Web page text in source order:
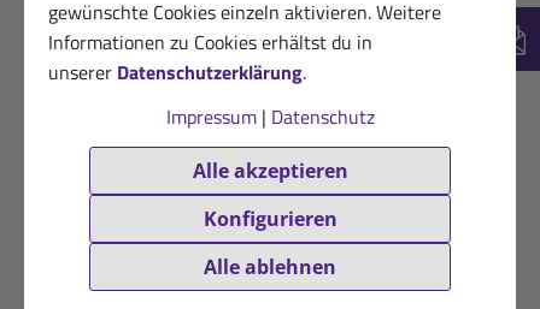
gewünschte Cookies einzeln aktivieren. Weitere
Informationen zu Cookies erhältst du in
unserer Datenschutzerklärung.
Impressum| Datenschutz
Alle akzeptieren
Konfigurieren
Alle ablehnen
Begeisterte Sanct Bernhard Sport-
Kundin
★★★★☆
Das Produkt hab ich bei meinen Radausfahrten
immer dabei
VERIFIZIERT Hilfreich? (0)